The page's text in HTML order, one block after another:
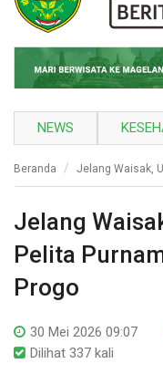
NEWS
Beranda Jelang Waisak,
Jelang
Pelita
Progo
30 Mei 2026 09:07
Dilihat 337 kali